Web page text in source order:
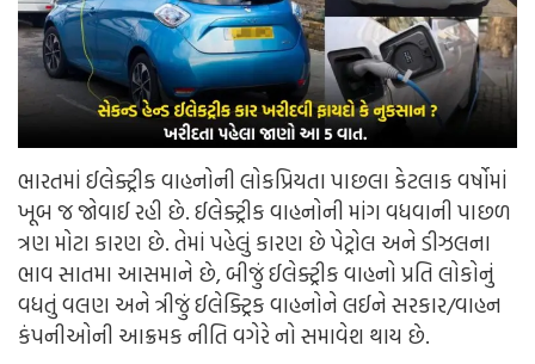
ભારતમાં ઈલેક્ટ્રીક વાહનોની લોકપ્રિયતા પાછલા કેટલાક વર્ષોમાં
ખૂબ જ જોવાઈ રહી છે. ઈલેક્ટ્રીક વાહનોની માંગ વધવાની પાછળ
ત્રણ મોટા કારણ છે. તેમાં પહેલું કારણ છે પેટ્રોલ અને ડીઝલના
ભાવ સાતમા આસમાને છે, બીજું ઈલેક્ટ્રીક વાહનો પ્રતિ લોકોનું
વધતું વલણ અને ત્રીજું ઈલેક્ટ્રિક વાહનોને લઈને સરકાર/વાહન
કંપનીઓની આક્રમક નીતિ વગેરે નો સમાવેશ થાય છે.